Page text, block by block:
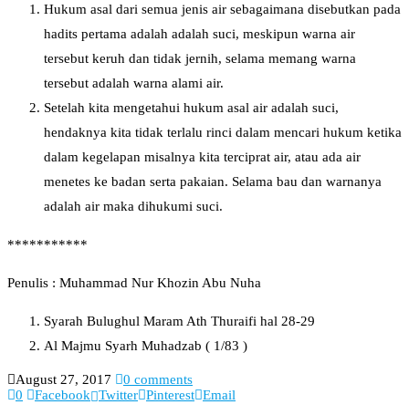
Hukum asal dari semua jenis air sebagaimana disebutkan pada
hadits pertama adalah adalah suci, meskipun warna air
tersebut keruh dan tidak jernih, selama memang warna
tersebut adalah warna alami air.
Setelah kita mengetahui hukum asal air adalah suci,
hendaknya kita tidak terlalu rinci dalam mencari hukum ketika
dalam kegelapan misalnya kita terciprat air, atau ada air
menetes ke badan serta pakaian. Selama bau dan warnanya
adalah air maka dihukumi suci.
***********
Penulis : Muhammad Nur Khozin Abu Nuha
Syarah Bulughul Maram Ath Thuraifi hal 28-29
Al Majmu Syarh Muhadzab ( 1/83 )
August 27, 2017
0 comments
0
Facebook Twitter Pinterest Email